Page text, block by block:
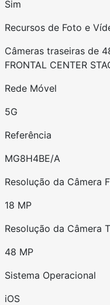
Sim
Recursos de Foto e
Câmeras traseiras de
FRONTAL CENTER
Rede Móvel
5G
Referência
MG8H4BE/A
Resolução da Câmera
18 MP
Resolução da Câmera
48 MP
Sistema Operacional
iOS